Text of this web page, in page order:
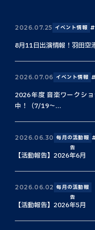
2026.07.25 イベント情報
8月11日出演情報！羽田空
2026.07.06 イベント情報
2026年度 音楽ワークシ
中！（7/19〜...
2026.06.30 毎月の活動報
告
【活動報告】2026年6月
2026.06.02 毎月の活動報
告
【活動報告】2026年5月